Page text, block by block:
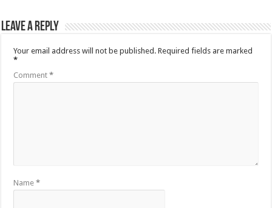
Leave a Reply
Your email address will not be published. Required fields are marked
*
Comment*
Name*